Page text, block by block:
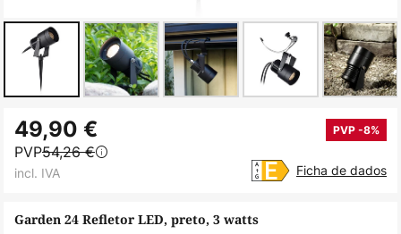
para
início
Galeria
Garden 24 Refletor LED, preto, 3 watts
49,90 € PVP -8%
PVP54,26 €
incl. IVA Ficha de dados